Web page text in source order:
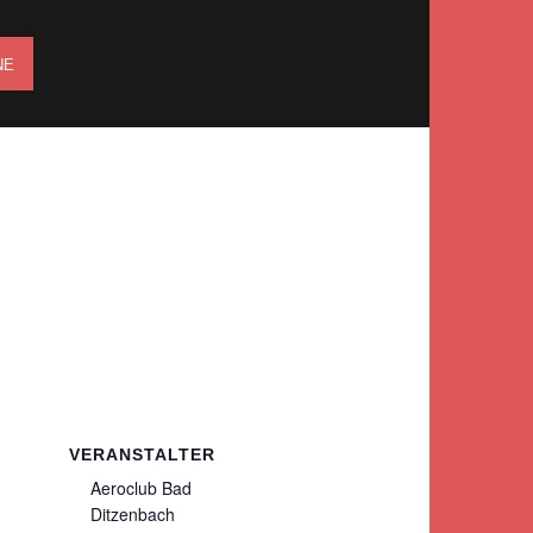
VERANSTALTER
Aeroclub Bad
Ditzenbach